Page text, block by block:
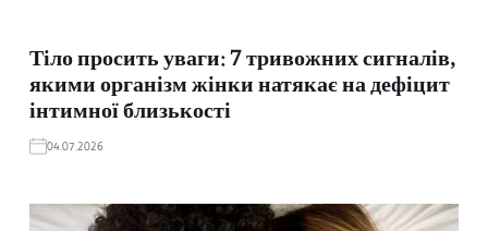
Тіло просить уваги: 7 тривожних сигналів,
якими організм жінки натякає на дефіцит
інтимної близькості
04.07.2026